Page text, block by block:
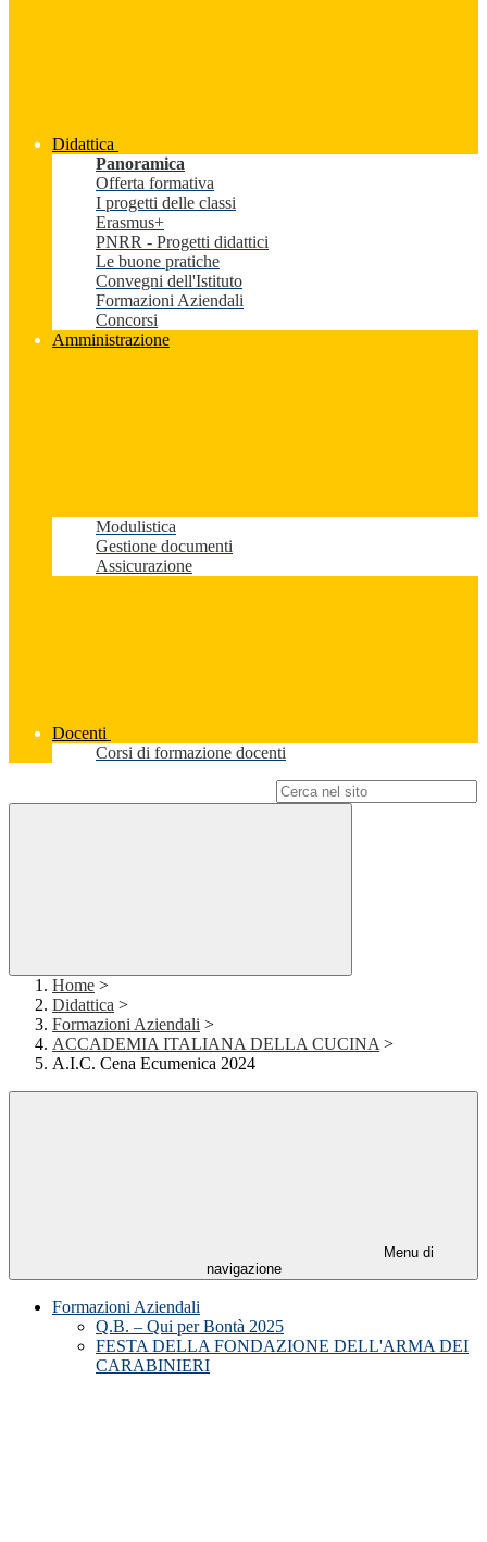
Didattica
Panoramica
Offerta formativa
I progetti delle classi
Erasmus+
PNRR - Progetti didattici
Le buone pratiche
Convegni dell'Istituto
Formazioni Aziendali
Concorsi
Amministrazione
Modulistica
Gestione documenti
Assicurazione
Docenti
Corsi di formazione docenti
Home >
Didattica >
Formazioni Aziendali >
ACCADEMIA ITALIANA DELLA CUCINA >
A.I.C. Cena Ecumenica 2024
Menu di
navigazione
Formazioni Aziendali
Q.B. – Qui per Bontà 2025
FESTA DELLA FONDAZIONE DELL'ARMA DEI
CARABINIERI